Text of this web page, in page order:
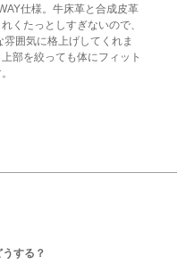
仕様。牛床革と合成皮革
くたっとしすぎないので、
囲気に格上げしてくれま
部を絞っても体にフィット
する？